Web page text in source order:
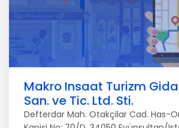
Makro Insaat Turizm
San. ve Tic. Ltd. Sti.
Defterdar Mah. Otakçilar Cad. Has-